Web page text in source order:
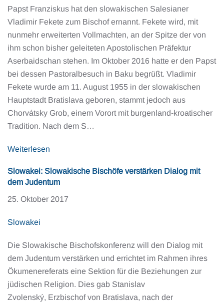
Papst Franziskus hat den slowakischen Salesianer
Vladimir Fekete zum Bischof ernannt. Fekete wird, mit
nunmehr erweiterten Vollmachten, an der Spitze der von
ihm schon bisher geleiteten Apostolischen Präfektur
Aserbaidschan stehen. Im Oktober 2016 hatte er den Papst
bei dessen Pastoralbesuch in Baku begrüßt. Vladimir
Fekete wurde am 11. August 1955 in der slowakischen
Hauptstadt Bratislava geboren, stammt jedoch aus
Chorvátsky Grob, einem Vorort mit burgenland-kroatischer
Tradition. Nach dem S…
Weiterlesen
Slowakei: Slowakische Bischöfe verstärken Dialog mit
dem Judentum
25. Oktober 2017
Slowakei
Die Slowakische Bischofskonferenz will den Dialog mit
dem Judentum verstärken und errichtet im Rahmen ihres
Ökumenereferats eine Sektion für die Beziehungen zur
jüdischen Religion. Dies gab Stanislav
Zvolenský, Erzbischof von Bratislava, nach der